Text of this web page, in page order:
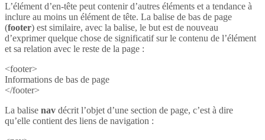
L’élément d’en-tête peut contenir d’autres éléments et a tendance à
inclure au moins un élément de tête. La balise de bas de page
(footer) est similaire, avec la balise, le but est de nouveau
d’exprimer quelque chose de significatif sur le contenu de l’élément
et sa relation avec le reste de la page :
<footer>
Informations de bas de page
</footer>
La balise nav décrit l’objet d’une section de page, c’est à dire
qu’elle contient des liens de navigation :